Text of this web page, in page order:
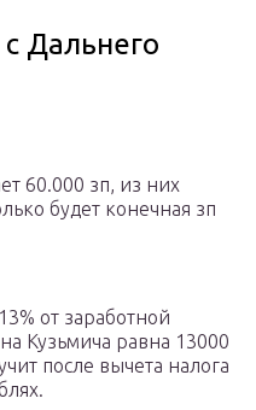
Дальнего
60.000 зп, из них
будет конечная зп
от заработной
Кузьмича равна 13000
после вычета налога